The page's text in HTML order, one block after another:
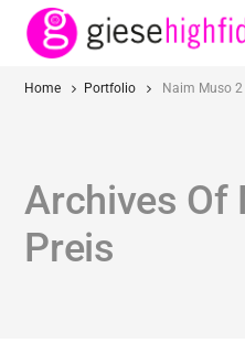
Home Portfolio Naim Muso 2
Archives Of
Preis